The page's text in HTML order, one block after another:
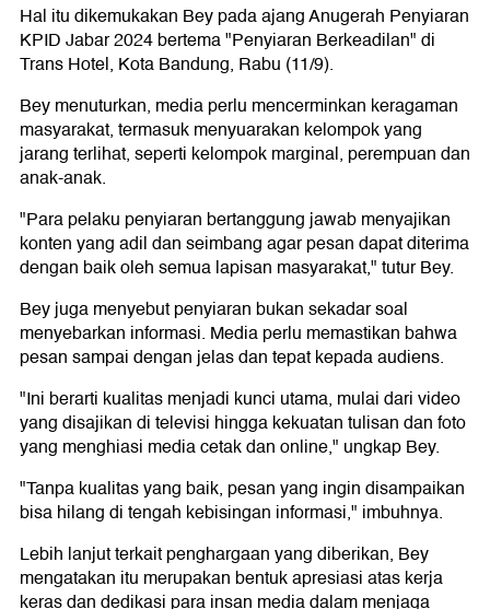
Hal itu dikemukakan Bey pada ajang Anugerah Penyiaran
KPID Jabar 2024 bertema "Penyiaran Berkeadilan" di
Trans Hotel, Kota Bandung, Rabu (11/9).
Bey menuturkan, media perlu mencerminkan keragaman
masyarakat, termasuk menyuarakan kelompok yang
jarang terlihat, seperti kelompok marginal, perempuan dan
anak-anak.
"Para pelaku penyiaran bertanggung jawab menyajikan
konten yang adil dan seimbang agar pesan dapat diterima
dengan baik oleh semua lapisan masyarakat," tutur Bey.
Bey juga menyebut penyiaran bukan sekadar soal
menyebarkan informasi. Media perlu memastikan bahwa
pesan sampai dengan jelas dan tepat kepada audiens.
"Ini berarti kualitas menjadi kunci utama, mulai dari video
yang disajikan di televisi hingga kekuatan tulisan dan foto
yang menghiasi media cetak dan online," ungkap Bey.
"Tanpa kualitas yang baik, pesan yang ingin disampaikan
bisa hilang di tengah kebisingan informasi," imbuhnya.
Lebih lanjut terkait penghargaan yang diberikan, Bey
mengatakan itu merupakan bentuk apresiasi atas kerja
keras dan dedikasi para insan media dalam menjaga